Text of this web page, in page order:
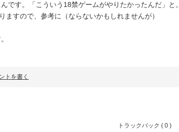
です。「こういう18禁ゲームがやりたかったんだ」と。
ますので、参考に（ならないかもしれませんが）
トを書く
トラックバック ( 0 )